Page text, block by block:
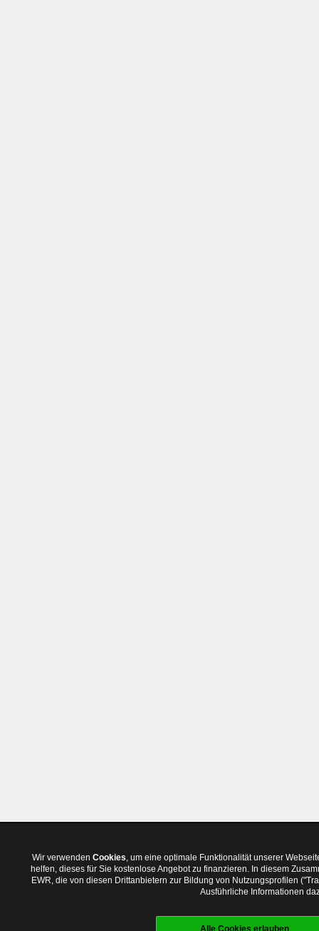
Wir verwenden Cookies, um eine optimale Funktionalität unserer
helfen, dieses für Sie kostenlose Angebot zu finanzieren. In diesem
EWR, die von diesen Drittanbietern zur Bildung von Nutzungsprofilen
Ausführliche Informationen
Alle Cookies erlauben